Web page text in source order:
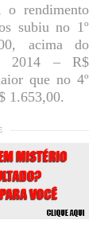
o rendimento
subiu no 1º
acima do
2014 – R$
que no 4º
1.653,00.